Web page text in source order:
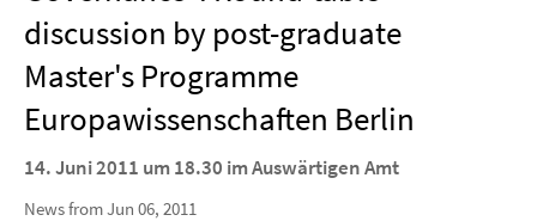
discussion by post-graduate
Master's Programme
Europawissenschaften Berlin
14. Juni 2011 um 18.30 im Auswärtigen Amt
News from Jun 06, 2011